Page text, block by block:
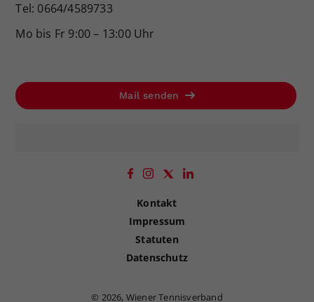
Tel: 0664/4589733
Mo bis Fr 9:00 – 13:00 Uhr
Mail senden
Kontakt
Impressum
Statuten
Datenschutz
© 2026, Wiener Tennisverband